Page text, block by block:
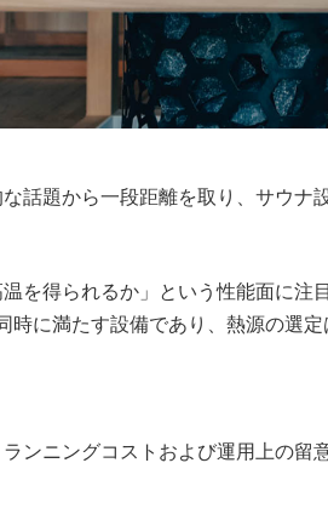
話題から一段距離を取り、サウナ
を得られるか」という性能面に注
時に満たす設備であり、熱源の選定
ンニングコストおよび運用上の留